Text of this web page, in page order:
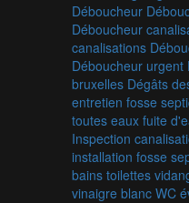
Déboucheur
Déboucheur
canalisations
Déboucheur urgent
bruxelles Dégâts
entretien fosse
toutes eaux fuite
Inspection
installation fosse
bains toilettes
vinaigre blanc WC